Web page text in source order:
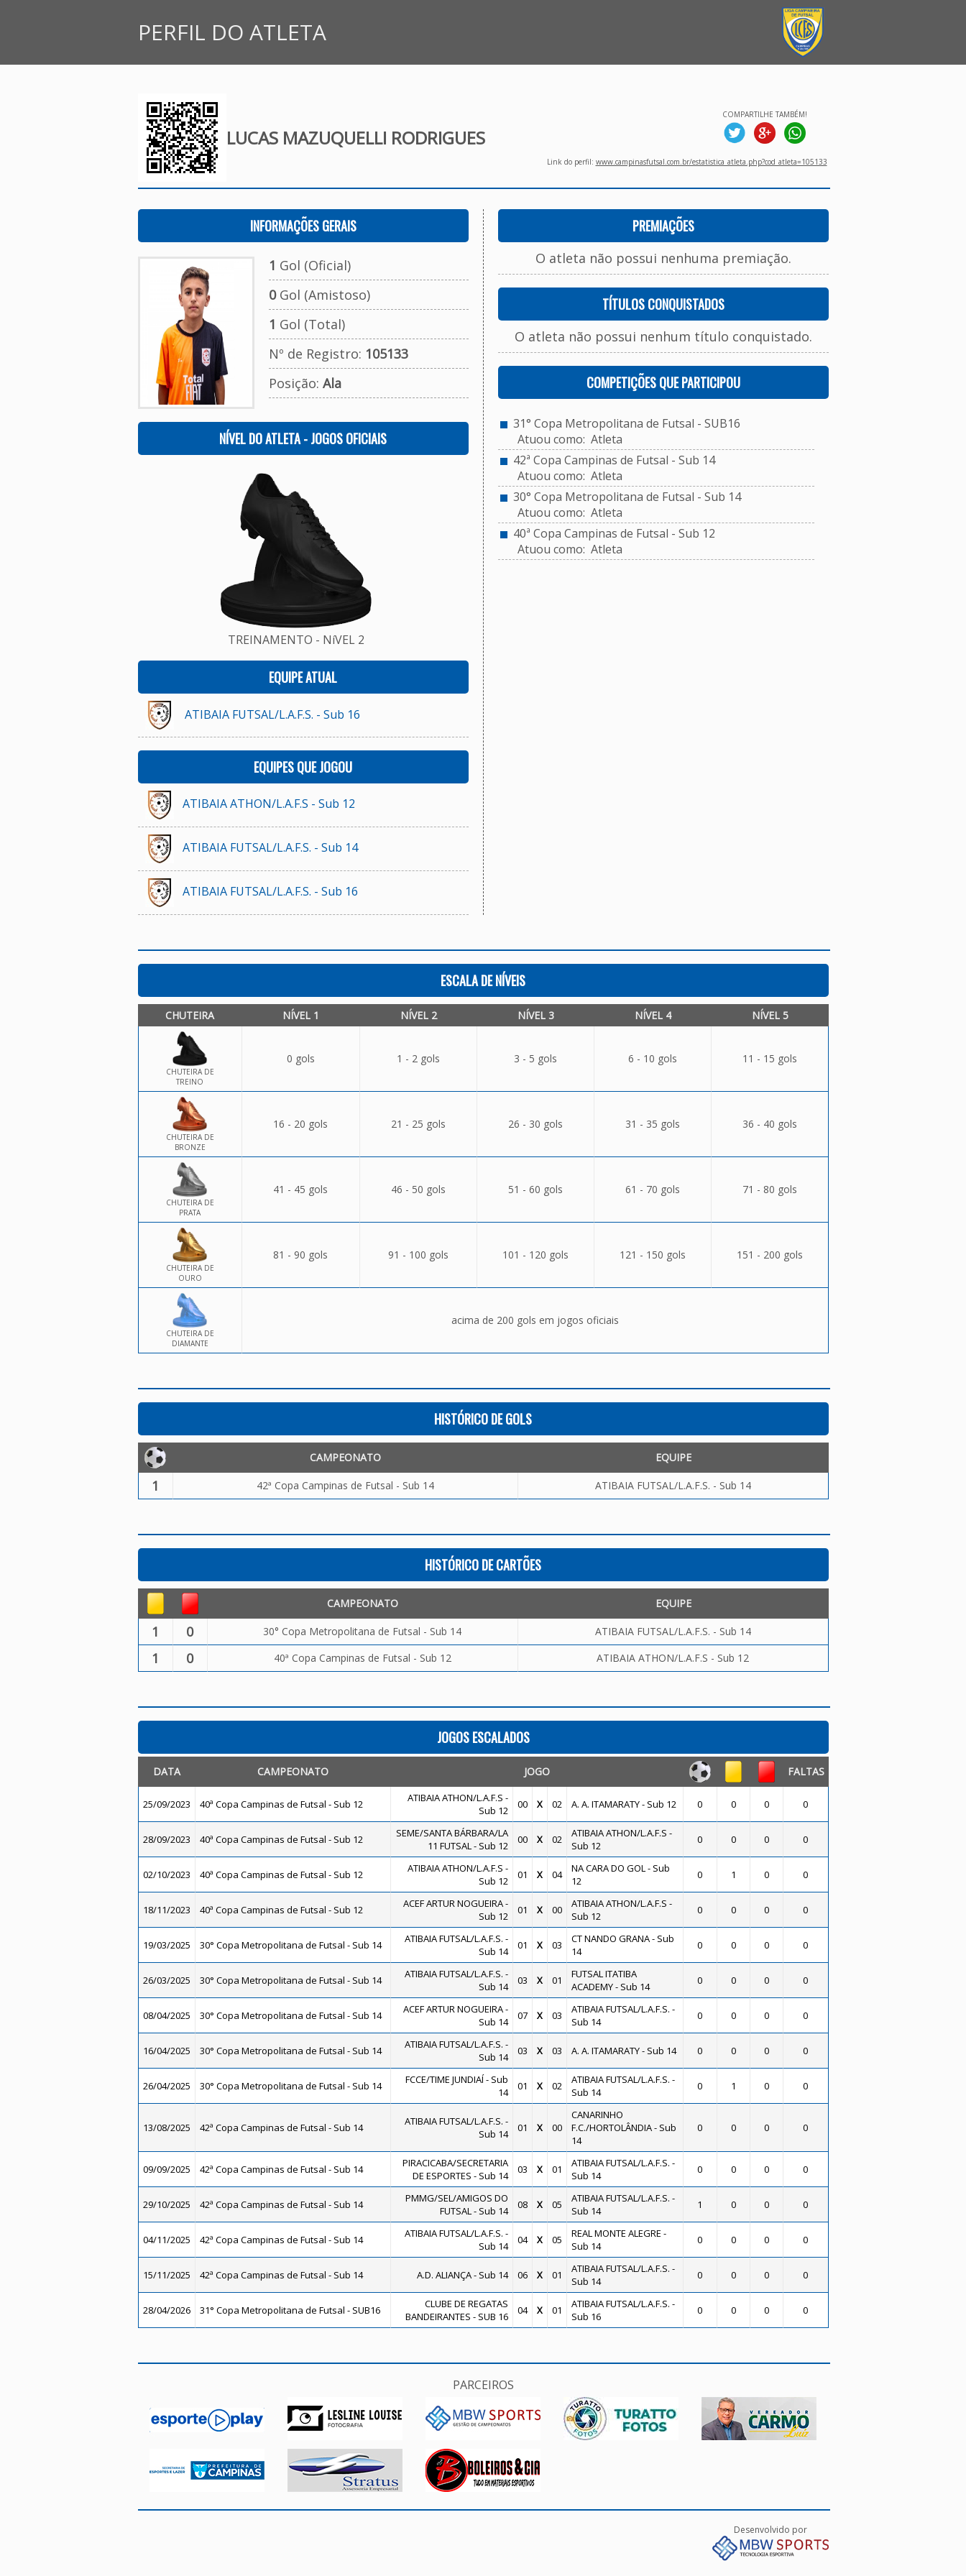
PERFIL DO ATLETA
LUCAS MAZUQUELLI RODRIGUES
COMPARTILHE TAMBÉM!
Link do perfil: www.campinasfutsal.com.br/estatistica_atleta.php?cod_atleta=105133
INFORMAÇÕES GERAIS
1 Gol (Oficial)
0Gol (Amistoso)
1 Gol (Total)
Nº de Registro: 105133
Posição: Ala
NÍVEL DO ATLETA - JOGOS OFICIAIS
TREINAMENTO - NíVEL 2
EQUIPE ATUAL
ATIBAIA FUTSAL/L.A.F.S. - Sub 16
EQUIPES QUE JOGOU
ATIBAIA ATHON/L.A.F.S - Sub 12
ATIBAIA FUTSAL/L.A.F.S. - Sub 14
ATIBAIA FUTSAL/L.A.F.S. - Sub 16
PREMIAÇÕES
O atleta não possui nenhuma premiação.
TÍTULOS CONQUISTADOS
O atleta não possui nenhum título conquistado.
COMPETIÇÕES QUE PARTICIPOU
31° Copa Metropolitana de Futsal - SUB16
Atuou como: Atleta
42ª Copa Campinas de Futsal - Sub 14
Atuou como: Atleta
30° Copa Metropolitana de Futsal - Sub 14
Atuou como: Atleta
40ª Copa Campinas de Futsal - Sub 12
Atuou como: Atleta
ESCALA DE NÍVEIS
CHUTEIRA NÍVEL 1 NÍVEL 2 NÍVEL 3 NÍVEL 4 NÍVEL 5
CHUTEIRA DE
TREINO
0 gols 1 - 2 gols 3 - 5 gols 6 - 10 gols 11 - 15 gols
CHUTEIRA DE
BRONZE
16 - 20 gols 21 - 25 gols 26 - 30 gols 31 - 35 gols 36 - 40 gols
CHUTEIRA DE
PRATA
41 - 45 gols 46 - 50 gols 51 - 60 gols 61 - 70 gols 71 - 80 gols
CHUTEIRA DE
OURO
81 - 90 gols 91 - 100 gols 101 - 120 gols 121 - 150 gols 151 - 200 gols
CHUTEIRA DE
DIAMANTE
acima de 200 gols em jogos oficiais
HISTÓRICO DE GOLS
CAMPEONATO EQUIPE
1 42ª Copa Campinas de Futsal - Sub 14 ATIBAIA FUTSAL/L.A.F.S. - Sub 14
HISTÓRICO DE CARTÕES
CAMPEONATO EQUIPE
1 0 30° Copa Metropolitana de Futsal - Sub 14 ATIBAIA FUTSAL/L.A.F.S. - Sub 14
1 0 40ª Copa Campinas de Futsal - Sub 12 ATIBAIA ATHON/L.A.F.S - Sub 12
JOGOS ESCALADOS
DATA CAMPEONATO JOGO FALTAS
25/09/2023 40ª Copa Campinas de Futsal - Sub 12
ATIBAIA ATHON/L.A.F.S -
Sub 12
00 X 02 A. A. ITAMARATY - Sub 12 0 0 0 0
28/09/2023 40ª Copa Campinas de Futsal - Sub 12
SEME/SANTA BÁRBARA/LA
11 FUTSAL - Sub 12
00 X 02
ATIBAIA ATHON/L.A.F.S -
Sub 12
0 0 0 0
02/10/2023 40ª Copa Campinas de Futsal - Sub 12
ATIBAIA ATHON/L.A.F.S -
Sub 12
01 X 04
NA CARA DO GOL - Sub
12
0 1 0 0
18/11/2023 40ª Copa Campinas de Futsal - Sub 12
ACEF ARTUR NOGUEIRA -
Sub 12
01 X 00
ATIBAIA ATHON/L.A.F.S -
Sub 12
0 0 0 0
19/03/2025 30° Copa Metropolitana de Futsal - Sub 14
ATIBAIA FUTSAL/L.A.F.S. -
Sub 14
01 X 03
CT NANDO GRANA - Sub
14
0 0 0 0
26/03/2025 30° Copa Metropolitana de Futsal - Sub 14
ATIBAIA FUTSAL/L.A.F.S. -
Sub 14
03 X 01
FUTSAL ITATIBA
ACADEMY - Sub 14
0 0 0 0
08/04/2025 30° Copa Metropolitana de Futsal - Sub 14
ACEF ARTUR NOGUEIRA -
Sub 14
07 X 03
ATIBAIA FUTSAL/L.A.F.S. -
Sub 14
0 0 0 0
16/04/2025 30° Copa Metropolitana de Futsal - Sub 14
ATIBAIA FUTSAL/L.A.F.S. -
Sub 14
03 X 03 A. A. ITAMARATY - Sub 14 0 0 0 0
26/04/2025 30° Copa Metropolitana de Futsal - Sub 14
FCCE/TIME JUNDIAÍ - Sub
14
01 X 02
ATIBAIA FUTSAL/L.A.F.S. -
Sub 14
0 1 0 0
13/08/2025 42ª Copa Campinas de Futsal - Sub 14
ATIBAIA FUTSAL/L.A.F.S. -
Sub 14
01 X 00
CANARINHO
F.C./HORTOLÂNDIA - Sub
14
0 0 0 0
09/09/2025 42ª Copa Campinas de Futsal - Sub 14
PIRACICABA/SECRETARIA
DE ESPORTES - Sub 14
03 X 01
ATIBAIA FUTSAL/L.A.F.S. -
Sub 14
0 0 0 0
29/10/2025 42ª Copa Campinas de Futsal - Sub 14
PMMG/SEL/AMIGOS DO
FUTSAL - Sub 14
08 X 05
ATIBAIA FUTSAL/L.A.F.S. -
Sub 14
1 0 0 0
04/11/2025 42ª Copa Campinas de Futsal - Sub 14
ATIBAIA FUTSAL/L.A.F.S. -
Sub 14
04 X 05
REAL MONTE ALEGRE -
Sub 14
0 0 0 0
15/11/2025 42ª Copa Campinas de Futsal - Sub 14 A.D. ALIANÇA - Sub 14 06 X 01
ATIBAIA FUTSAL/L.A.F.S. -
Sub 14
0 0 0 0
28/04/2026 31° Copa Metropolitana de Futsal - SUB16
CLUBE DE REGATAS
BANDEIRANTES - SUB 16
04 X 01
ATIBAIA FUTSAL/L.A.F.S. -
Sub 16
0 0 0 0
PARCEIROS
Desenvolvido por